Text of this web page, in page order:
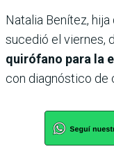
Natalia Benítez,
sucedió el viernes,
quirófano para la
con diagnóstico de